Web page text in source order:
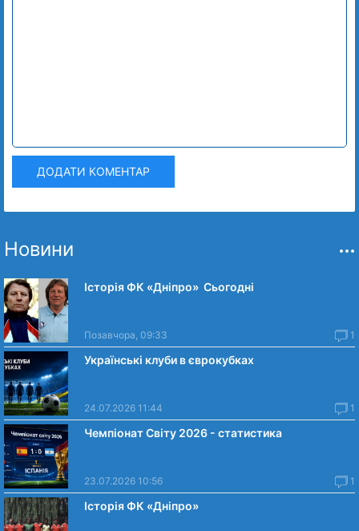
ДОДАТИ КОМЕНТАР
Новини
Історія ФК «Дніпро» Сьогодні
Позавчора, 09:33 1
Українські клуби в єврокубках
24.07.2026 11:44 1
Чемпіонат Світу 2026 - статистика
23.07.2026 10:56 1
Історія ФК «Дніпро»